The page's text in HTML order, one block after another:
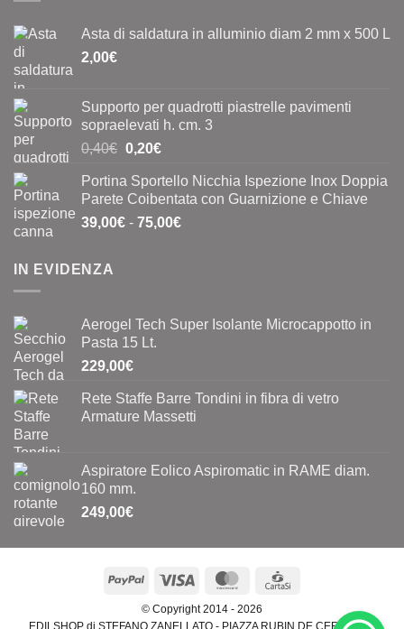
Asta di saldatura in alluminio diam 2 mm x 500 L
2,00€
Supporto per quadrotti piastrelle pavimenti
sopraelevati h. cm. 3
0,40€ Il
originale
era:
0,40€.
0,20€Il
attuale
è:
0,20€.
Portina Sportello Nicchia Ispezione Inox Doppia
Parete Coibentata con Guarnizione e Chiave
39,00€ - 75,00€Fascia
75,00€
IN EVIDENZA
Aerogel Tech Super Isolante Microcappotto in
Pasta 15 Lt.
229,00€
Rete Staffe Barre Tondini in fibra di vetro
Armature Massetti
Aspiratore Eolico Aspiromatic in RAME diam.
160 mm.
249,00€
PayPal Visa MasterCard
© Copyright 2014 - 2026